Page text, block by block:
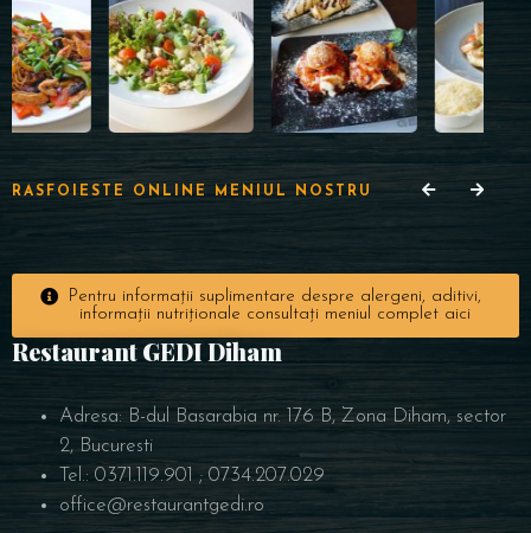
RASFOIESTE ONLINE MENIUL NOSTRU
Pentru informații suplimentare despre alergeni, aditivi,
informații nutriționale consultați meniul complet aici
Restaurant GEDI Diham
Adresa: B-dul Basarabia nr. 176 B, Zona Diham, sector
2, Bucuresti
Tel.: 0371.119.901 ; 0734.207.029
office@restaurantgedi.ro